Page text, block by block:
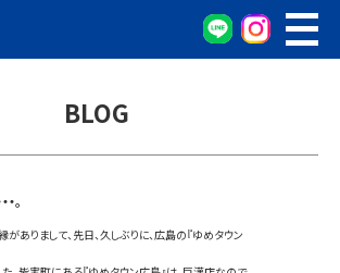
BLOG
。
ありまして、先日、久しぶりに、広島の『ゆめタウン